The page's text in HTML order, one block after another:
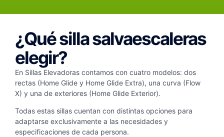
¿Qué silla salvaescaleras
elegir?
En Sillas Elevadoras contamos con cuatro modelos: dos
rectas (Home Glide y Home Glide Extra), una curva (Flow
X) y una de exteriores (Home Glide Exterior).
Todas estas sillas cuentan con distintas opciones para
adaptarse exclusivamente a las necesidades y
especificaciones de cada persona.